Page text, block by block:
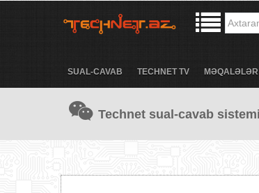
SUAL-CAVAB TECHNET TV MƏQALƏLƏR
Technet sual-cavab sistemi